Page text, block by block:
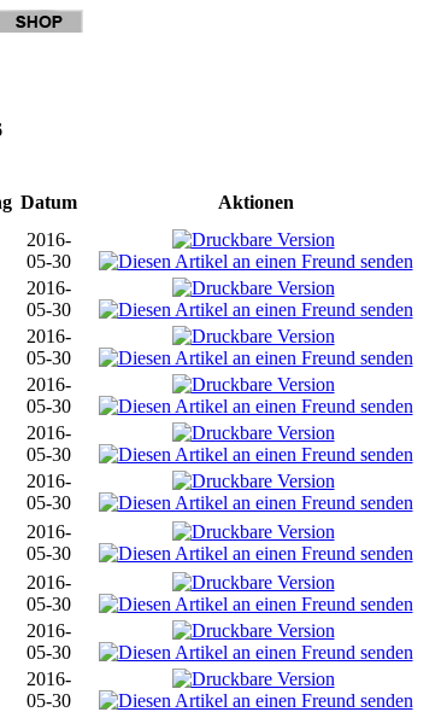
Datum Aktionen
2016-
05-30
2016-
05-30
2016-
05-30
2016-
05-30
2016-
05-30
2016-
05-30
2016-
05-30
2016-
05-30
2016-
05-30
2016-
05-30